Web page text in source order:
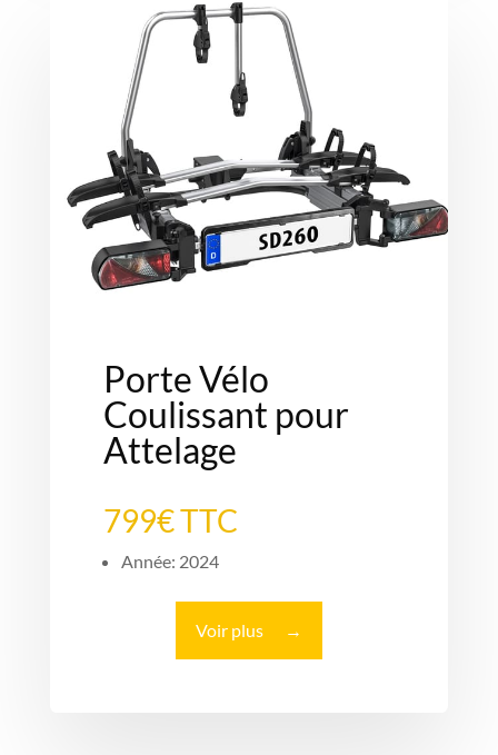
Porte Vélo
Coulissant pour
Attelage
799€ TTC
Année: 2024
Voir plus →